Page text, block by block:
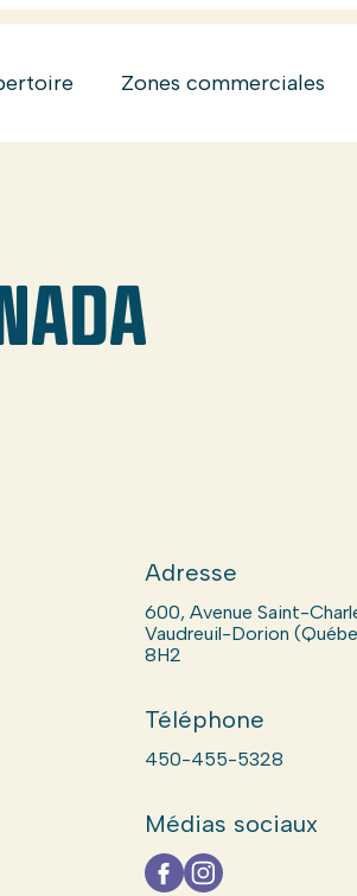
Zones commerciales
Adresse
600, Avenue Saint-
Vaudreuil-Dorion
8H2
Téléphone
450-455-5328
Médias sociaux